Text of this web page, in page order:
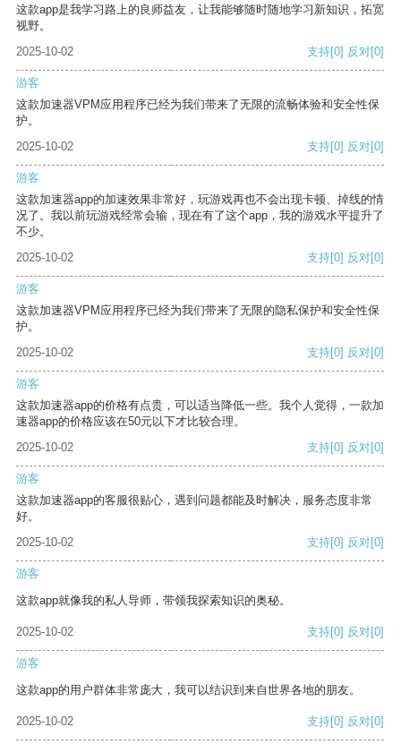
这款app是我学习路上的良师益友，让我能够随时随地学习新知识，拓宽
视野。
2025-10-02
支持[0] 反对[0]
游客
这款加速器VPM应用程序已经为我们带来了无限的流畅体验和安全性保
护。
2025-10-02
支持[0] 反对[0]
游客
这款加速器app的加速效果非常好，玩游戏再也不会出现卡顿、掉线的情
况了。我以前玩游戏经常会输，现在有了这个app，我的游戏水平提升了
不少。
2025-10-02
支持[0] 反对[0]
游客
这款加速器VPM应用程序已经为我们带来了无限的隐私保护和安全性保
护。
2025-10-02
支持[0] 反对[0]
游客
这款加速器app的价格有点贵，可以适当降低一些。我个人觉得，一款加
速器app的价格应该在50元以下才比较合理。
2025-10-02
支持[0] 反对[0]
游客
这款加速器app的客服很贴心，遇到问题都能及时解决，服务态度非常
好。
2025-10-02
支持[0] 反对[0]
游客
这款app就像我的私人导师，带领我探索知识的奥秘。
2025-10-02 支持[0] 反对[0]
游客
这款app的用户群体非常庞大，我可以结识到来自世界各地的朋友。
2025-10-02 支持[0] 反对[0]